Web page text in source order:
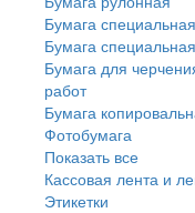
Бумага специальная
Бумага специальная
Бумага для
работ
Бумага
Фотобумага
Показать все
Кассовая лента и
Этикетки